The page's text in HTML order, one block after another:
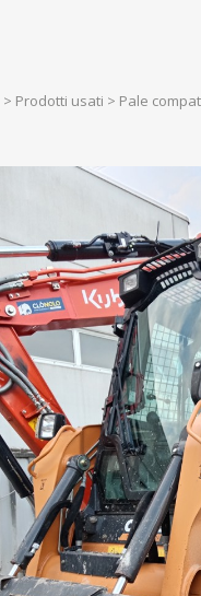
> Prodotti usati > Pale